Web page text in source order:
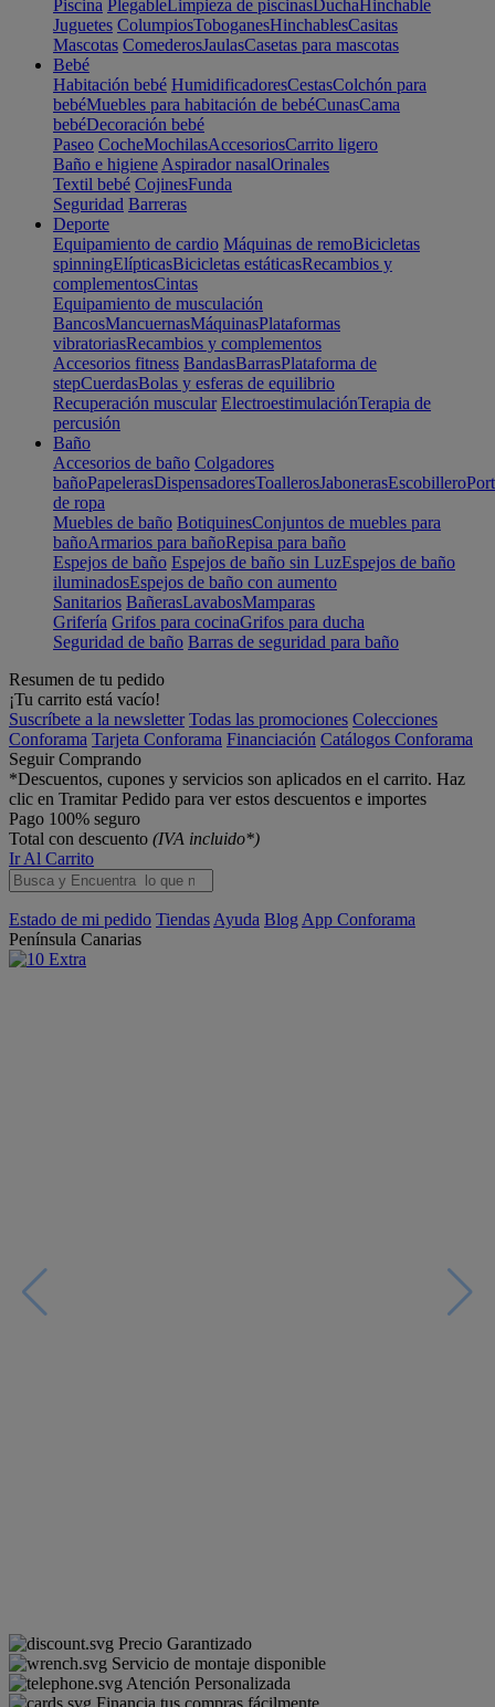
Piscina Plegable Limpieza de piscinas Ducha Hinchable
Juguetes ColumpiosToboganesHinchablesCasitas
Mascotas ComederosJaulasCasetas para mascotas
Bebé
Habitación bebé HumidificadoresCestasColchón para
bebéMuebles para habitación de bebéCunasCama
bebéDecoración bebé
Paseo CocheMochilasAccesoriosCarrito ligero
Baño e higiene Aspirador nasalOrinales
Textil bebé CojinesFunda
Seguridad Barreras
Deporte
Equipamiento de cardio Máquinas de remoBicicletas
spinningElípticasBicicletas estáticasRecambios y
complementosCintas
Equipamiento de musculación
BancosMancuernasMáquinasPlataformas
vibratoriasRecambios y complementos
Accesorios fitness BandasBarrasPlataforma de
stepCuerdasBolas y esferas de equilibrio
Recuperación muscular ElectroestimulaciónTerapia de
percusión
Baño
Accesorios de baño Colgadores
bañoPapelerasDispensadoresToallerosJabonerasEscobillero
de ropa
Muebles de baño BotiquinesConjuntos de muebles para
bañoArmarios para bañoRepisa para baño
Espejos de baño Espejos de baño sin LuzEspejos de baño
iluminadosEspejos de baño con aumento
Sanitarios BañerasLavabosMamparas
Grifería Grifos para cocinaGrifos para ducha
Seguridad de baño Barras de seguridad para baño
Resumen de tu pedido
¡Tu carrito está vacío!
Suscríbete a la newsletter Todas las promociones Colecciones
Conforama Tarjeta Conforama Financiación Catálogos Conforama
Seguir Comprando
*Descuentos, cupones y servicios son aplicados en el carrito. Haz
clic en Tramitar Pedido para ver estos descuentos e importes
Pago 100% seguro
Total con descuento (IVA incluido*)
Ir Al Carrito
Estado de mi pedido Tiendas Ayuda Blog App Conforama
Península Canarias
Precio Garantizado
Servicio de montaje disponible
Atención Personalizada
Financia tus compras fácilmente